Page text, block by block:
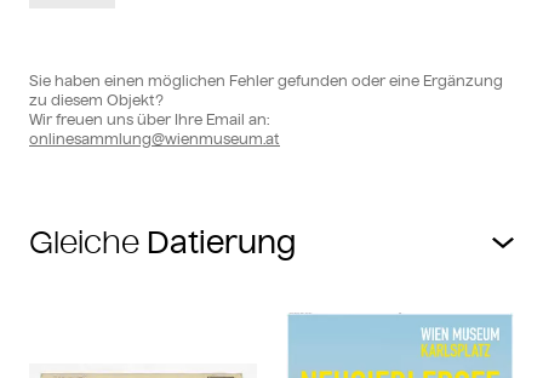
Sie haben einen möglichen Fehler gefunden oder eine Ergänzung
zu diesem Objekt?
Wir freuen uns über Ihre Email an:
onlinesammlung@wienmuseum.at
Gleiche